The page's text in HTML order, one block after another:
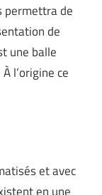
permettra de
de
une balle
l’origine ce
et avec